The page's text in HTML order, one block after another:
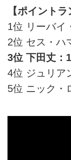
【ポイント
1位 リーバイ
2位 セス・ハ
3位 下田丈：
4位 ジュリア
5位 ニック・